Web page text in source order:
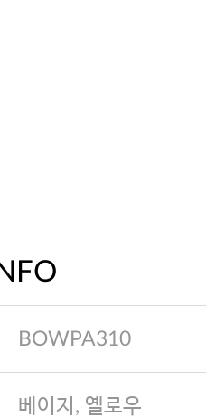
BOWPA310
베이지, 옐로우